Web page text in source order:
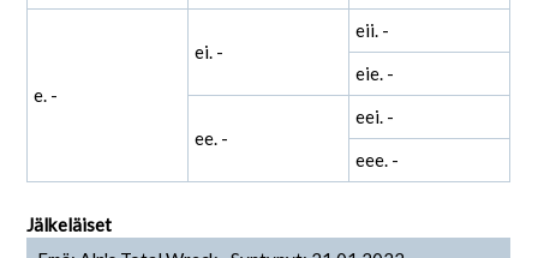
e. -
ei. -
eii. -
eie. -
ee. -
eei. -
eee. -
Jälkeläiset